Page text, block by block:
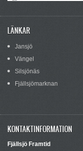
LÄNKAR
Jansjö
Vängel
Silsjönäs
Fjällsjömarknan
KONTAKTINFORMATION
Fjällsjö Framtid